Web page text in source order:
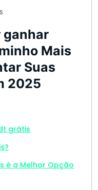
ganhar
Mais
Suas
2025
grátis
é a Melhor Opção